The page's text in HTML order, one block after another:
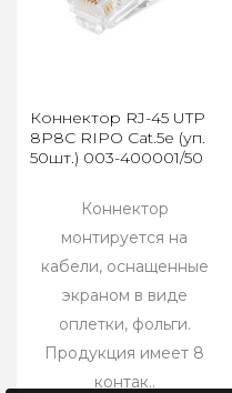
Коннектор RJ-45 UTP
8P8C RIPO Cat.5e (уп.
50шт.) 003-400001/50
Коннектор
монтируется на
кабели, оснащенные
экраном в виде
оплетки, фольги.
Продукция имеет 8
контак..